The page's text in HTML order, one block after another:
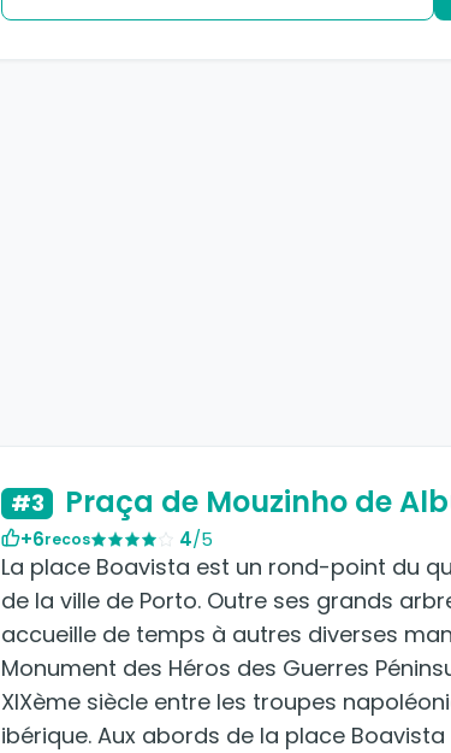
#3 Praça de Mouzinho de
+6recos 4/5
La place Boavista est un rond-point du
de la ville de Porto. Outre ses grands
accueille de temps à autres diverses
Monument des Héros des Guerres
XIXème siècle entre les troupes
ibérique. Aux abords de la place